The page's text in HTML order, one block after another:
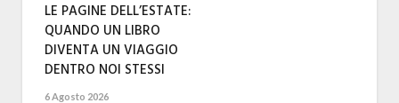
LE PAGINE DELL’ESTATE:
QUANDO UN LIBRO
DIVENTA UN VIAGGIO
DENTRO NOI STESSI
6 Agosto 2026